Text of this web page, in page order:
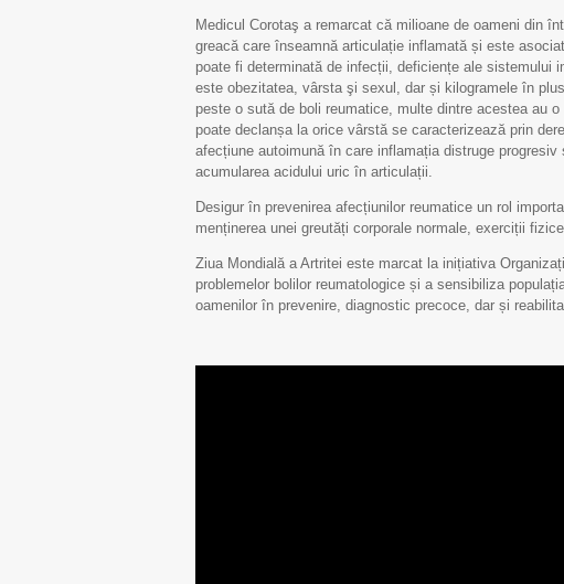
Medicul Corotaş a remarcat că milioane de oameni din
greacă care înseamnă articulație inflamată și este
poate fi determinată de infecții, deficiențe ale sistemului
este obezitatea, vârsta şi sexul, dar și kilogramele în
peste o sută de boli reumatice, multe dintre acestea au
poate declanșa la orice vârstă se caracterizează prin
afecțiune autoimună în care inflamația distruge
acumularea acidului uric în articulații.
Desigur în prevenirea afecțiunilor reumatice un rol
menținerea unei greutăți corporale normale, exerciții
Ziua Mondială a Artritei este marcat la inițiativa
problemelor bolilor reumatologice și a sensibiliza
oamenilor în prevenire, diagnostic precoce, dar și